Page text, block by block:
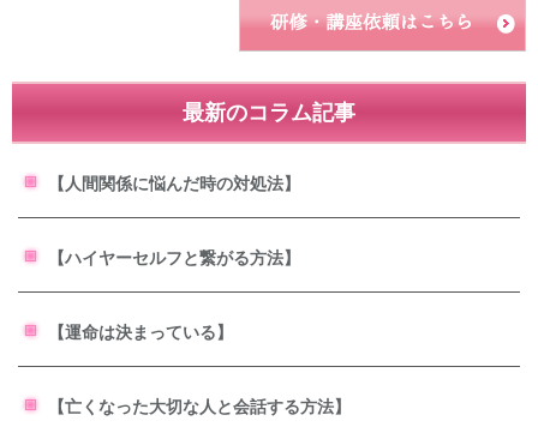
最新のコラム記事
【人間関係に悩んだ時の対処法】
【ハイヤーセルフと繋がる方法】
【運命は決まっている】
【亡くなった大切な人と会話する方法】